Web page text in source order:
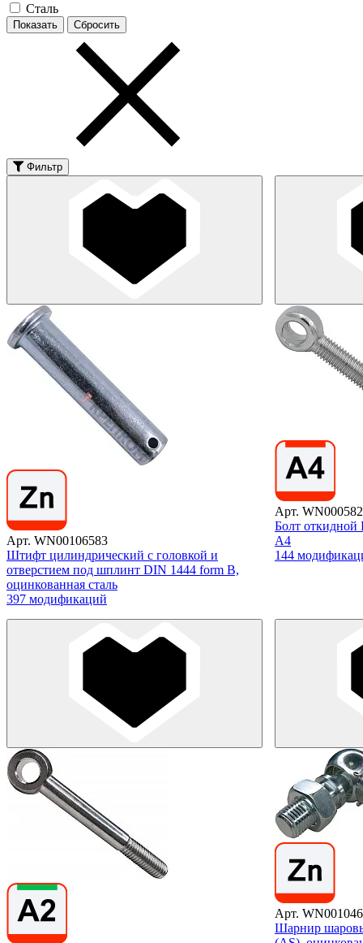
Сталь
Фильтр
Арт. WN00106583
Штифт цилиндрический с головкой и
отверстием под шплинт DIN 1444 form B,
оцинкованная сталь
397 модификаций
Арт.
Болт откидной
А4
144
Арт.
Шарнир